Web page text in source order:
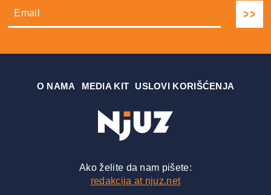
О NAMA MEDIA KIT USLOVI KORIŠĆENJA
Ako želite da nam pišete:
redakcija at njuz.net